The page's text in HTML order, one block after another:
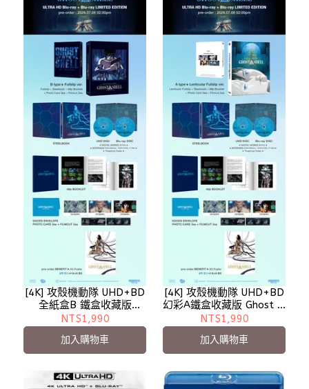
[4K] 攻殼機動隊 UHD+BD
全紙盒B 鐵盒收藏版
Ghost In The Shell - 預計
11月到貨 - 無中文字幕
NT$1,990
加入購物車
[4K] 攻殼機動隊 UHD+BD
幻彩A鐵盒收藏版 Ghost In
The Shell - 預計11月到貨
- 無中文字幕
NT$1,990
加入購物車